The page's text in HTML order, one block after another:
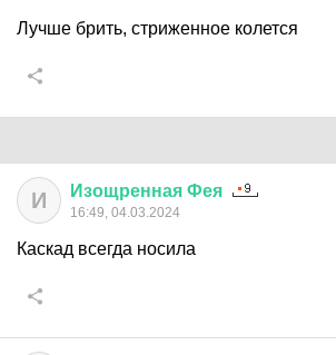
Лучше брить, стриженное колется
И Изощренная Фея
16:49, 04.03.2024
Каскад всегда носила